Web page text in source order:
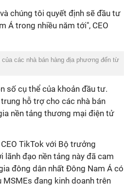
chúng tôi quyết định sẽ đầu tư
Á trong nhiều năm tới", CEO
các nhà bán hàng địa phương đến từ
số cụ thể của khoản đầu tư.
hỗ trợ cho các nhà bán
nền tảng thương mại điện tử
TikTok với Bộ trưởng
đạo nền tảng này đã cam
đông dân nhất Đông Nam Á có
đang kinh doanh trên